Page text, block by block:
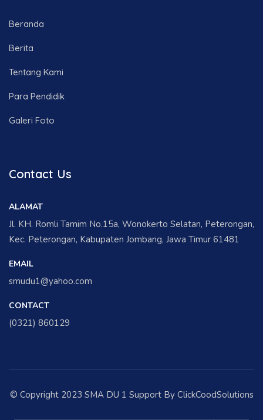
Beranda
Berita
Tentang Kami
Para Pendidik
Galeri Foto
Contact Us
ALAMAT
Jl. KH. Romli Tamim No.15a, Wonokerto Selatan, Peterongan,
Kec. Peterongan, Kabupaten Jombang, Jawa Timur 61481
EMAIL
smudu1@yahoo.com
CONTACT
(0321) 860129
© Copyright 2023 SMA DU 1 Support By ClickCoodSolutions